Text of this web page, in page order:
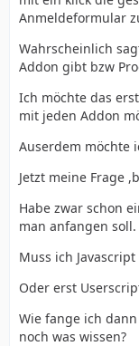
Anmeldeformular
Wahrscheinlich
Addon gibt bzw
Ich möchte das
mit jeden Addon
Auserdem möchte
Jetzt meine Frage
Habe zwar schon
man anfangen soll.
Muss ich
Oder erst
Wie fange ich
noch was wissen?